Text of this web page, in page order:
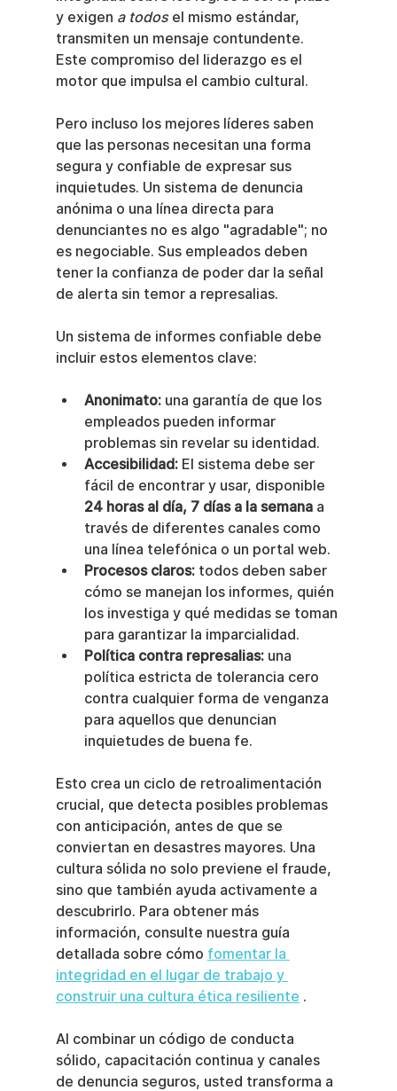
y exigen a todos el mismo estándar,
transmiten un mensaje contundente.
Este compromiso del liderazgo es el
motor que impulsa el cambio cultural.
Pero incluso los mejores líderes saben
que las personas necesitan una forma
segura y confiable de expresar sus
inquietudes. Un sistema de denuncia
anónima o una línea directa para
denunciantes no es algo "agradable"; no
es negociable. Sus empleados deben
tener la confianza de poder dar la señal
de alerta sin temor a represalias.
Un sistema de informes confiable debe
incluir estos elementos clave:
Anonimato: una garantía de que los
empleados pueden informar
problemas sin revelar su identidad.
Accesibilidad: El sistema debe ser
fácil de encontrar y usar, disponible
24 horas al día, 7 días a la semana a
través de diferentes canales como
una línea telefónica o un portal web.
Procesos claros: todos deben saber
cómo se manejan los informes, quién
los investiga y qué medidas se toman
para garantizar la imparcialidad.
Política contra represalias: una
política estricta de tolerancia cero
contra cualquier forma de venganza
para aquellos que denuncian
inquietudes de buena fe.
Esto crea un ciclo de retroalimentación
crucial, que detecta posibles problemas
con anticipación, antes de que se
conviertan en desastres mayores. Una
cultura sólida no solo previene el fraude,
sino que también ayuda activamente a
descubrirlo. Para obtener más
información, consulte nuestra guía
detallada sobre cómo fomentar la
integridad en el lugar de trabajo y
construir una cultura ética resiliente .
Al combinar un código de conducta
sólido, capacitación continua y canales
de denuncia seguros, usted transforma a